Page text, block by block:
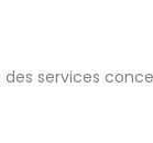
services